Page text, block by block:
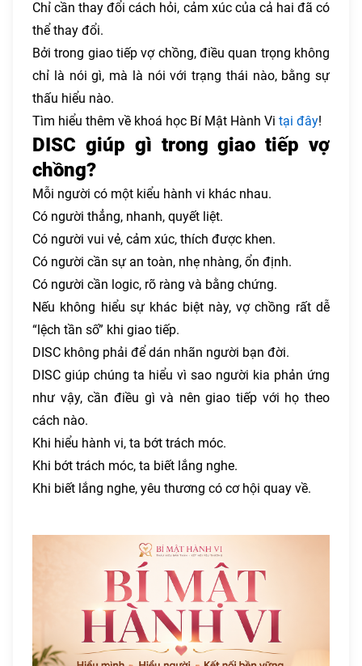
Chỉ cần thay đổi cách hỏi, cảm xúc của cả hai đã có
thể thay đổi.
Bởi trong giao tiếp vợ chồng, điều quan trọng không
chỉ là nói gì, mà là nói với trạng thái nào, bằng sự
thấu hiểu nào.
Tìm hiểu thêm về khoá học Bí Mật Hành Vi tại đây!
DISC giúp gì trong giao tiếp vợ
chồng?
Mỗi người có một kiểu hành vi khác nhau.
Có người thẳng, nhanh, quyết liệt.
Có người vui vẻ, cảm xúc, thích được khen.
Có người cần sự an toàn, nhẹ nhàng, ổn định.
Có người cần logic, rõ ràng và bằng chứng.
Nếu không hiểu sự khác biệt này, vợ chồng rất dễ
“lệch tần số” khi giao tiếp.
DISC không phải để dán nhãn người bạn đời.
DISC giúp chúng ta hiểu vì sao người kia phản ứng
như vậy, cần điều gì và nên giao tiếp với họ theo
cách nào.
Khi hiểu hành vi, ta bớt trách móc.
Khi bớt trách móc, ta biết lắng nghe.
Khi biết lắng nghe, yêu thương có cơ hội quay về.